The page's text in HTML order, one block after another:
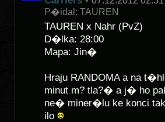
P�idal: TAUREN
TAUREN x Nahr (PvZ)
D�lka: 28:00
Mapa: Jin�
Hraju RANDOMA a na
minut m? tla?� a j� ho
ne� miner�lu ke konci tak
ilo